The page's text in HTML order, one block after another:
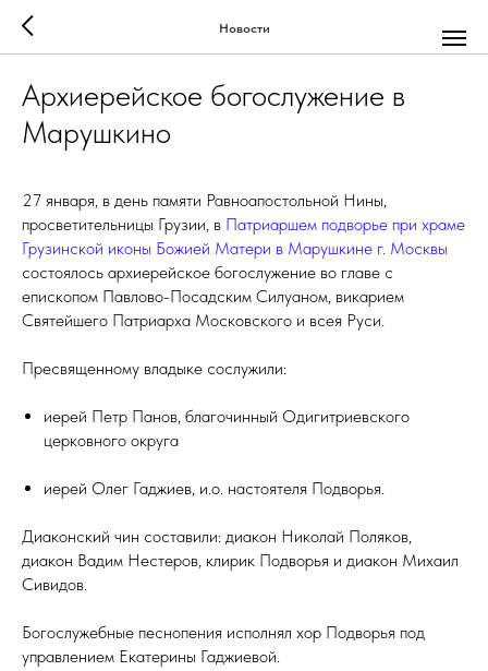
Новости
Архиерейское богослужение в
Марушкино
27 января, в день памяти Равноапостольной Нины,
просветительницы Грузии, в Патриаршем подворье при храме
Грузинской иконы Божией Матери в Марушкине г. Москвы
состоялось архиерейское богослужение во главе с
епископом Павлово-Посадским Силуаном, викарием
Святейшего Патриарха Московского и всея Руси.
Пресвященному владыке сослужили:
иерей Петр Панов, благочинный Одигитриевского
церковного округа
иерей Олег Гаджиев, и.о. настоятеля Подворья.
Диаконский чин составили: диакон Николай Поляков,
диакон Вадим Нестеров, клирик Подворья и диакон Михаил
Сивидов.
Богослужебные песнопения исполнял хор Подворья под
управлением Екатерины Гаджиевой.